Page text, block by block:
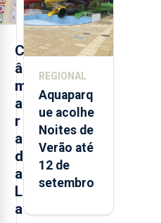
C
â
m
a
r
a
d
a
L
a
2021 e
2025 nos
Açores
REGIONAL
Aquaparq
ue acolhe
Noites de
Verão até
12 de
setembro